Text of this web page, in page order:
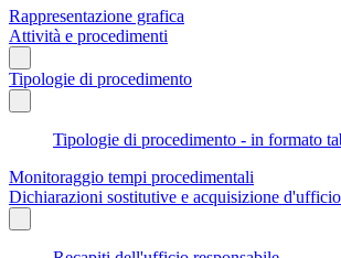
Rappresentazione grafica
Attività e procedimenti
Tipologie di procedimento
Tipologie di procedimento - in formato
Monitoraggio tempi procedimentali
Dichiarazioni sostitutive e acquisizione